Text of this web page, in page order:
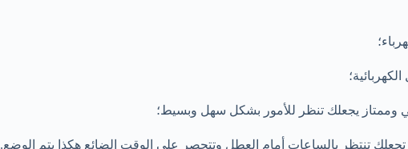
وممتاز يجعلك تنظر للأمور بشكل سهل وبسيط؛
تنتظر بالساعات أمام العطل وتتحصر علي الوقت الضائع هكذا يتم الوضع.